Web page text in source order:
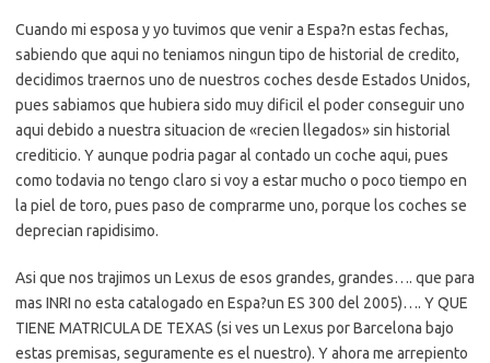
Cuando mi esposa y yo tuvimos que venir a Espa?n estas fechas,
sabiendo que aqui no teniamos ningun tipo de historial de credito,
decidimos traernos uno de nuestros coches desde Estados Unidos,
pues sabiamos que hubiera sido muy dificil el poder conseguir uno
aqui debido a nuestra situacion de «recien llegados» sin historial
crediticio. Y aunque podria pagar al contado un coche aqui, pues
como todavia no tengo claro si voy a estar mucho o poco tiempo en
la piel de toro, pues paso de comprarme uno, porque los coches se
deprecian rapidisimo.
Asi que nos trajimos un Lexus de esos grandes, grandes…. que para
mas INRI no esta catalogado en Espa?un ES 300 del 2005)…. Y QUE
TIENE MATRICULA DE TEXAS (si ves un Lexus por Barcelona bajo
estas premisas, seguramente es el nuestro). Y ahora me arrepiento